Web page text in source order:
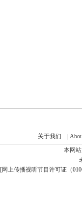
关于我们
本网
[网上传播视听节目许可证（